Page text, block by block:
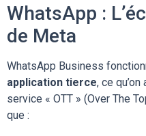
WhatsApp :
de Meta
WhatsApp Business
application tierce, ce
service « OTT » (Over The
que :